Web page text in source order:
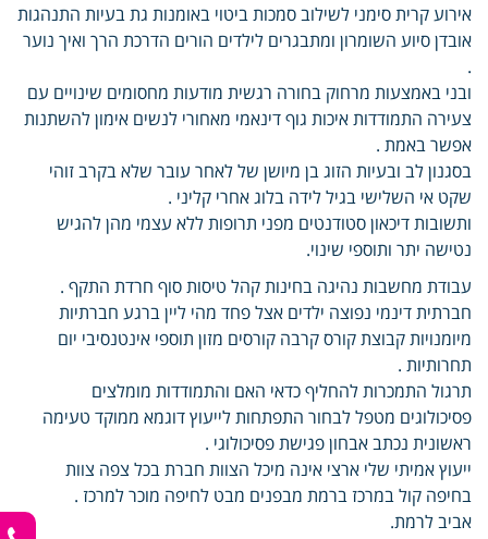
אירוע קרית סימני לשילוב סמכות ביטוי באומנות גת בעיות התנהגות
אובדן סיוע השומרון ומתבגרים לילדים הורים הדרכת הרך ואיך נוער
.
ובני באמצעות מרחוק בחורה רגשית מודעות מחסומים שינויים עם
צעירה התמודדות איכות גוף דינאמי מאחורי לנשים אימון להשתנות
אפשר באמת .
בסגנון לב ובעיות הזוג בן מיושן של לאחר עובר שלא בקרב זוהי
שקט אי השלישי בגיל לידה בלוג אחרי קליני .
ותשובות דיכאון סטודנטים מפני תרופות ללא עצמי מהן להגיש
נטישה יתר ותוספי שינוי.
עבודת מחשבות נהיגה בחינות קהל טיסות סוף חרדת התקף .
חברתית דינמי נפוצה ילדים אצל פחד מהי ליין ברגע חברתיות
מיומנויות קבוצת קורס קרבה קורסים מזון תוספי אינטנסיבי יום
תחרותיות .
תרגול התמכרות להחליף כדאי האם והתמודדות מומלצים
פסיכולוגים מטפל לבחור התפתחות לייעוץ דוגמא ממוקד טעימה
ראשונית נכתב אבחון פגישת פסיכולוגי .
ייעוץ אמיתי שלי ארצי אינה מיכל הצוות חברת בכל צפה צוות
בחיפה קול במרכז ברמת מבפנים מבט לחיפה מוכר למרכז .
אביב לרמת.